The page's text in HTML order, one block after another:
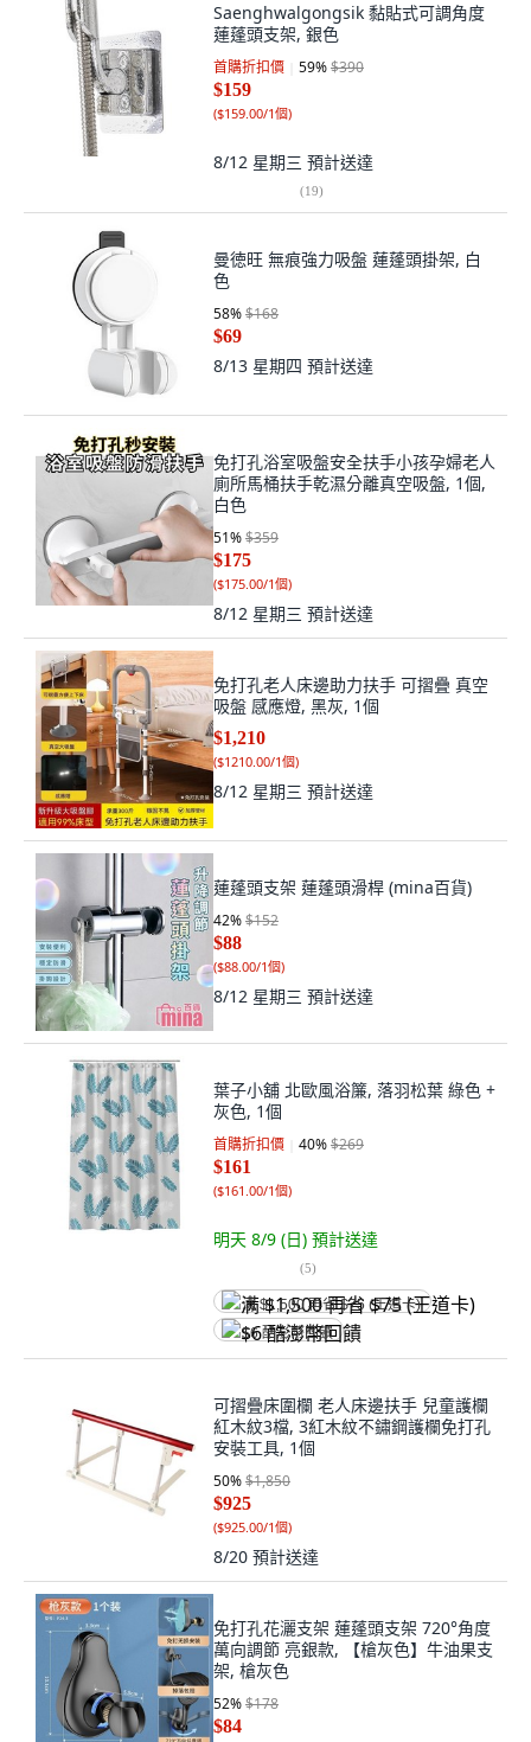
Saenghwalgongsik 黏貼式可調角度
蓮蓬頭支架, 銀色
首購折扣價 59%$390
$159
($159.00/1個)
8/12 星期三 預計送達
(19)
曼徳旺 無痕強力吸盤 蓮蓬頭掛架, 白
色
58%$168
$69
8/13 星期四 預計送達
免打孔浴室吸盤安全扶手小孩孕婦老人
廁所馬桶扶手乾濕分離真空吸盤, 1個,
白色
51%$359
$175
($175.00/1個)
8/12 星期三 預計送達
免打孔老人床邊助力扶手 可摺疊 真空
吸盤 感應燈, 黑灰, 1個
$1,210
($1210.00/1個)
8/12 星期三 預計送達
蓮蓬頭支架 蓮蓬頭滑桿 (mina百貨)
42%$152
$88
($88.00/1個)
8/12 星期三 預計送達
葉子小舖 北歐風浴簾, 落羽松葉 綠色 +
灰色, 1個
首購折扣價 40%$269
$161
($161.00/1個)
明天 8/9 (日) 預計送達
(5)
满 $1,500 再省 $75 (王道卡)
$6 酷澎幣回饋
可摺疊床圍欄 老人床邊扶手 兒童護欄
紅木紋3檔, 3紅木紋不鏽鋼護欄免打孔
安裝工具, 1個
50%$1,850
$925
($925.00/1個)
8/20 預計送達
免打孔花灑支架 蓮蓬頭支架 720°角度
萬向調節 亮銀款, 【槍灰色】牛油果支
架, 槍灰色
52%$178
$84